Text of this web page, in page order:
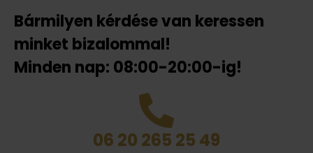
Bármilyen kérdése van keressen
minket bizalommal!
Minden nap: 08:00-20:00-ig!
06 20 265 25 49